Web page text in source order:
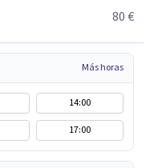
80 €
Más horas
14:00
17:00